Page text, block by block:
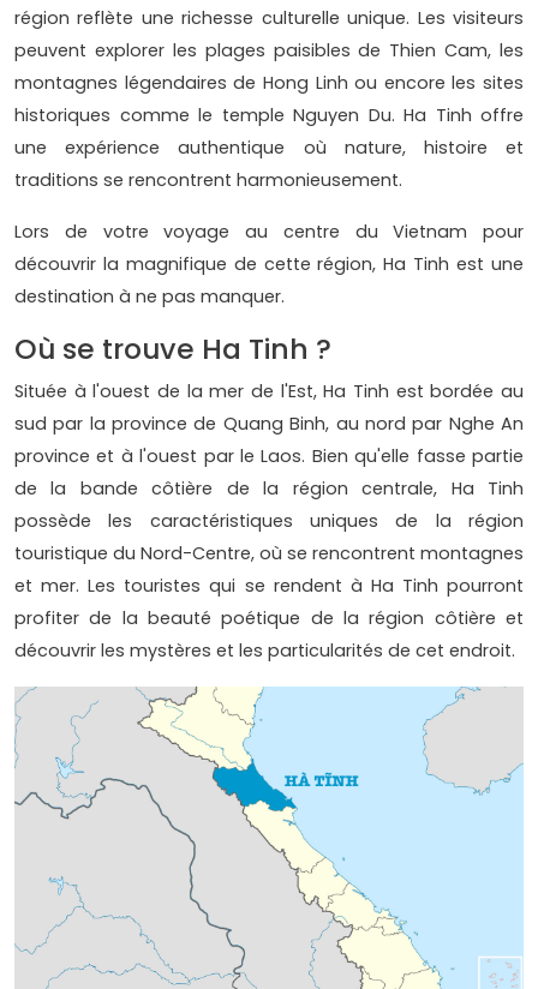
région reflète une richesse culturelle unique. Les visiteurs
peuvent explorer les plages paisibles de Thien Cam, les
montagnes légendaires de Hong Linh ou encore les sites
historiques comme le temple Nguyen Du. Ha Tinh offre
une expérience authentique où nature, histoire et
traditions se rencontrent harmonieusement.
Lors de votre voyage au centre du Vietnam pour
découvrir la magnifique de cette région, Ha Tinh est une
destination à ne pas manquer.
Où se trouve Ha Tinh ?
Située à l'ouest de la mer de l'Est, Ha Tinh est bordée au
sud par la province de Quang Binh, au nord par Nghe An
province et à l'ouest par le Laos. Bien qu'elle fasse partie
de la bande côtière de la région centrale, Ha Tinh
possède les caractéristiques uniques de la région
touristique du Nord-Centre, où se rencontrent montagnes
et mer. Les touristes qui se rendent à Ha Tinh pourront
profiter de la beauté poétique de la région côtière et
découvrir les mystères et les particularités de cet endroit.